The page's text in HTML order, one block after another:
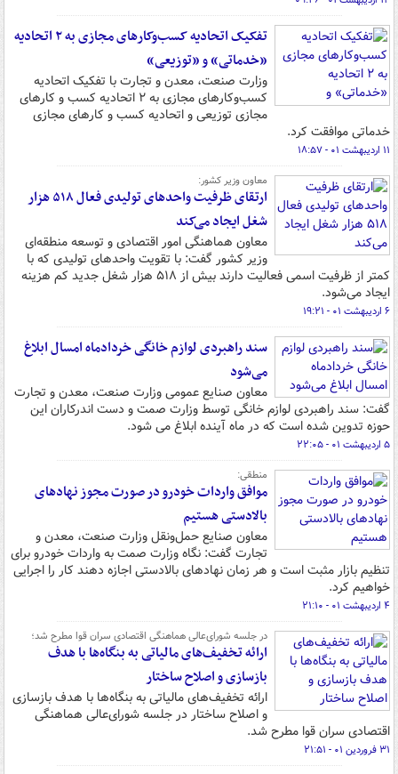
تفکیک اتحادیه کسب‌وکارهای مجازی به ۲ اتحادیه
«خدماتی» و «توزیعی»
وزارت صنعت، معدن و تجارت با تفکیک اتحادیه
کسب‌وکارهای مجازی به ۲ اتحادیه کسب و کارهای
مجازی توزیعی و اتحادیه کسب و کارهای مجازی
خدماتی موافقت کرد.
۱۱ اردیبهشت ۰۱ - ۱۸:۵۷
معاون وزیر کشور:
ارتقای ظرفیت واحدهای تولیدی فعال ۵۱۸ هزار
شغل ایجاد می‌کند
معاون هماهنگی امور اقتصادی و توسعه منطقه‌ای
وزیر کشور گفت: با تقویت واحدهای تولیدی که با
کمتر از ظرفیت اسمی فعالیت دارند بیش از ۵۱۸ هزار شغل جدید کم هزینه
ایجاد می‌شود.
۶ اردیبهشت ۰۱ - ۱۹:۲۱
سند راهبردی لوازم خانگی خردادماه امسال ابلاغ
می‌شود
معاون صنایع عمومی وزارت صنعت، معدن و تجارت
گفت: سند راهبردی لوازم خانگی توسط وزارت صمت و دست اندرکاران این
حوزه تدوین شده است که در ماه آینده ابلاغ می شود.
۵ اردیبهشت ۰۱ - ۲۲:۰۵
منطقی:
موافق واردات خودرو در صورت مجوز نهادهای
بالادستی هستیم
معاون صنایع حمل‌ونقل وزارت صنعت، معدن و
تجارت گفت: نگاه وزارت صمت به واردات خودرو برای
تنظیم بازار مثبت است و هر زمان نهادهای بالادستی اجازه دهند کار را اجرایی
خواهیم کرد.
۴ اردیبهشت ۰۱ - ۲۱:۱۰
در جلسه شورای‌عالی هماهنگی اقتصادی سران قوا مطرح شد؛
ارائه تخفیف‌های مالیاتی به بنگاه‌ها با هدف
بازسازی و اصلاح ساختار
ارائه تخفیف‌های مالیاتی به بنگاه‌ها با هدف بازسازی
و اصلاح ساختار در جلسه شورای‌عالی هماهنگی
اقتصادی سران قوا مطرح شد.
۳۱ فروردین ۰۱ - ۲۱:۵۱